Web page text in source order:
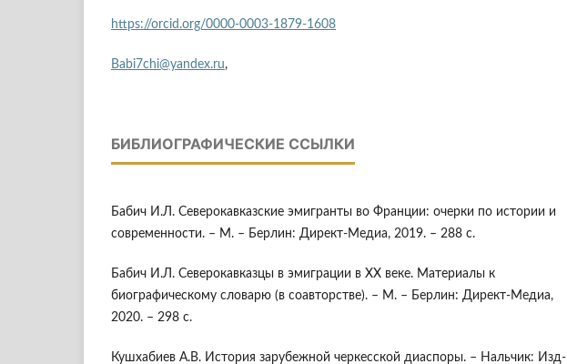
https://orcid.org/0000-0003-1879-1608
Babi7chi@yandex.ru,
БИБЛИОГРАФИЧЕСКИЕ ССЫЛКИ
Бабич И.Л. Северокавказские эмигранты во Франции: очерки по истории и
современности. – М. – Берлин: Директ-Медиа, 2019. – 288 с.
Бабич И.Л. Северокавказцы в эмиграции в XX веке. Материалы к
биографическому словарю (в соавторстве). – М. – Берлин: Директ-Медиа,
2020. – 298 с.
Кушхабиев А.В. История зарубежной черкесской диаспоры. – Нальчик: Изд-